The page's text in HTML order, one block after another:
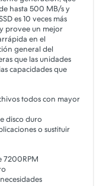
hasta 500 MB/s y
es 10 veces más
provee un mejor
en el
general del
que las unidades
capacidades que
todos con mayor
disco duro
o sustituir
7200RPM